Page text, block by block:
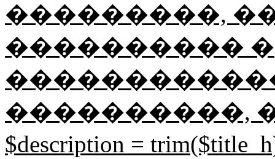
���������,
���������� �
����������,
$description =